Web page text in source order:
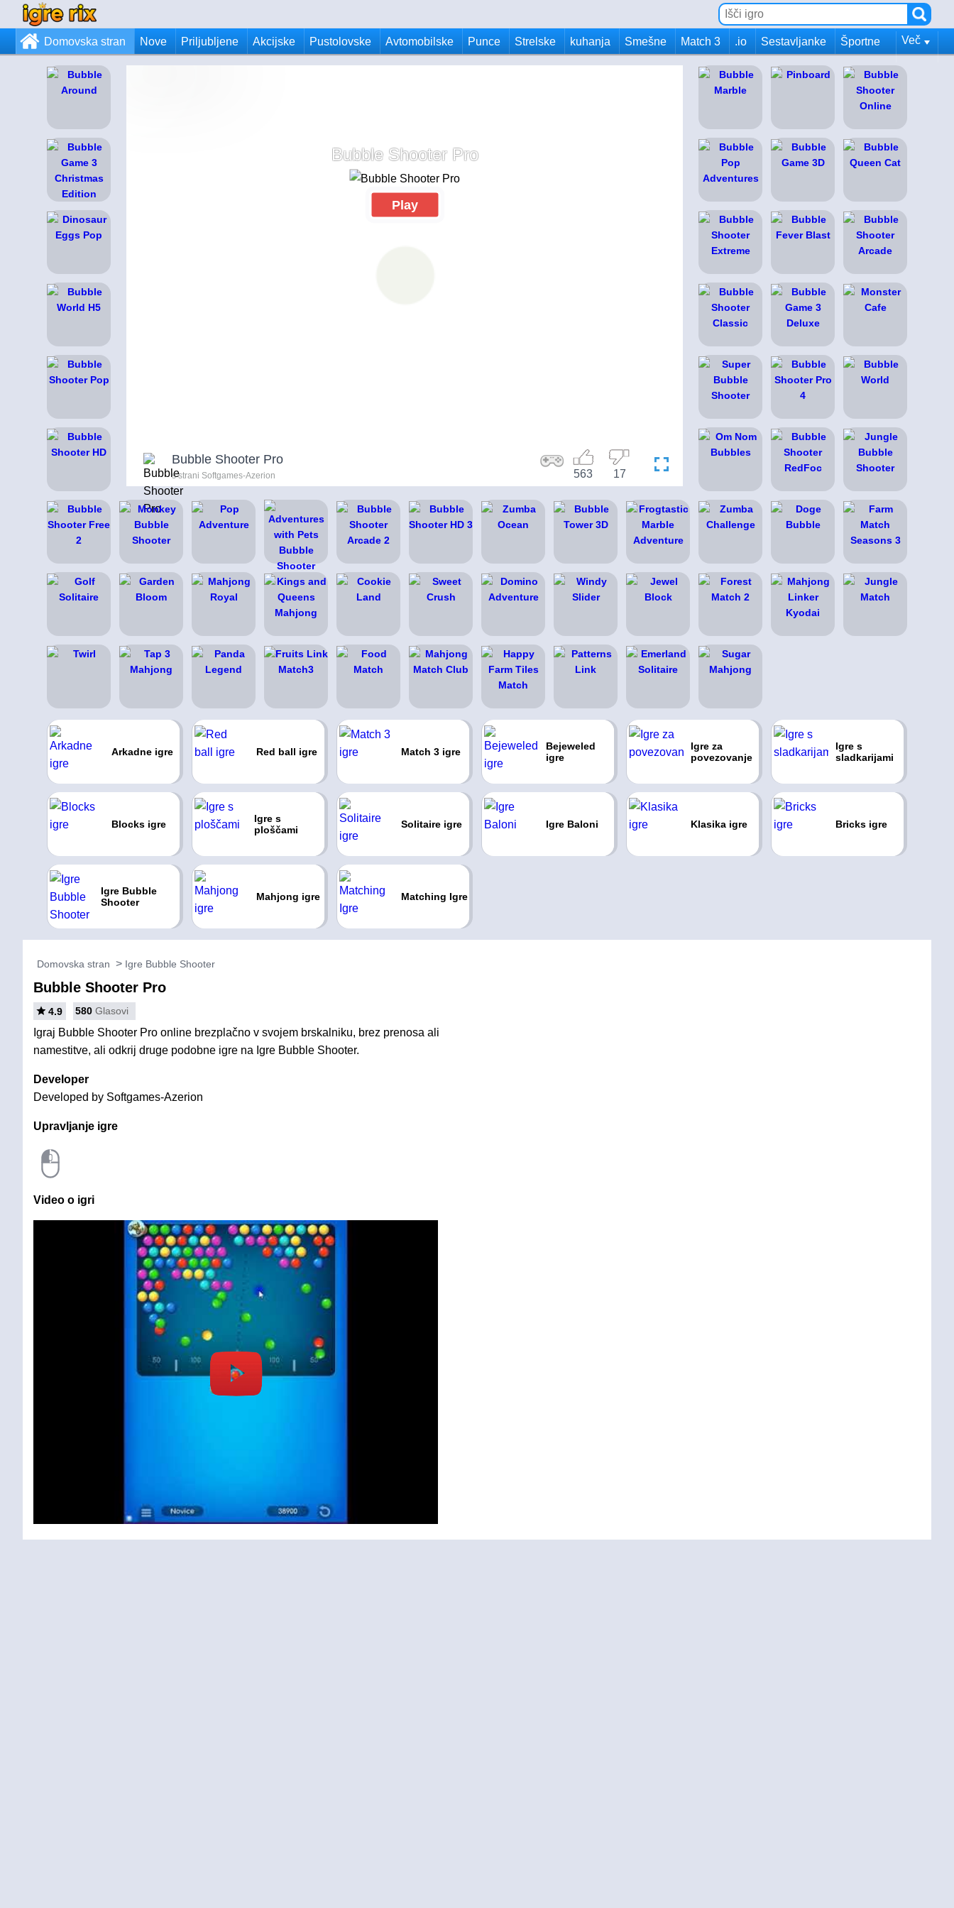
Domovska stran Nove Priljubljene Akcijske Pustolovske Avtomobilske Punce Strelske kuhanja Smešne Match 3 .io Sestavljanke Športne Več
Bubble Shooter Pro
Play
Bubble Shooter Pro
s strani Softgames-Azerion 17
563
Arkadne igre Red ball igre Match 3 igre
Bejeweled
igre
Igre za
povezovanje
Igre s
sladkarijami
Blocks igre
Igre s
ploščami
Solitaire igre Igre Baloni Klasika igre Bricks igre
Igre Bubble
Shooter
Mahjong igre Matching Igre
Domovska stran Igre Bubble Shooter
Bubble Shooter Pro
4.9 580 Glasovi
Igraj Bubble Shooter Pro online brezplačno v svojem brskalniku, brez prenosa ali
namestitve, ali odkrij druge podobne igre na Igre Bubble Shooter.
Developer
Developed by Softgames-Azerion
Upravljanje igre
Video o igri